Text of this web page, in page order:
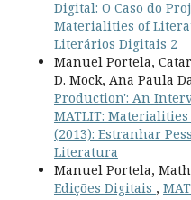
Digital: O Caso do
Materialities of
Literários Digitais 2
Manuel Portela,
D. Mock, Ana Paula
Production': An
MATLIT: Materialities
(2013): Estranhar
Literatura
Manuel Portela,
Edições Digitais ,